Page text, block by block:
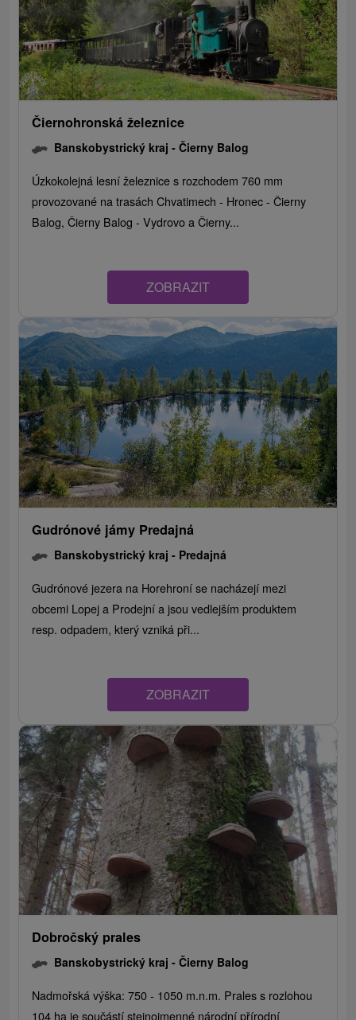
Čiernohronská železnice
Banskobystrický kraj -Čierny Balog
Úzkokolejná lesní železnice s rozchodem 760 mm
provozované na trasách Chvatimech - Hronec - Čierny
Balog, Čierny Balog - Vydrovo a Čierny...
ZOBRAZIT
Gudrónové jámy Predajná
Banskobystrický kraj - Predajná
Gudrónové jezera na Horehroní se nacházejí mezi
obcemi Lopej a Prodejní a jsou vedlejším produktem
resp. odpadem, který vzniká při...
ZOBRAZIT
Dobročský prales
Banskobystrický kraj -Čierny Balog
Nadmořská výška: 750 - 1050 m.n.m. Prales s rozlohou
104 ha je součástí stejnojmenné národní přírodní